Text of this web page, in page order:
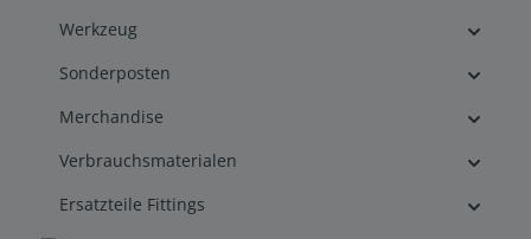
Werkzeug
Sonderposten
Merchandise
Verbrauchsmaterialen
Ersatzteile Fittings